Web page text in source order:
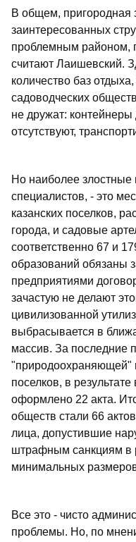
В общем, пригородная
заинтересованных
проблемным районом,
считают Лаишевский.
количество баз
садоводческих
не дружат:
отсутствуют,
Но наиболее
специалистов, - это
казанских поселков,
города, и садовые
соответственно 67 и
образований обязаны
предприятиями
зачастую не делают
цивилизованной
выбрасывается в
массив. За последние
"природоохраняющей"
поселков, в
оформлено 22 акта.
обществ стали 66
лица, допустившие
штрафным санкциям в
минимальных
Все это - чисто
проблемы. Но, по